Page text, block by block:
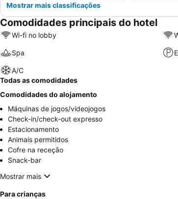
Mostrar mais classificações
Comodidades principais do hotel
Wi-fi no lobby
Spa
A/C
Todas as comodidades
Comodidades do alojamento
Máquinas de jogos/videojogos
Check-in/check-out expresso
Estacionamento
Animais permitidos
Cofre na receção
Snack-bar
Mostrar mais
Para crianças